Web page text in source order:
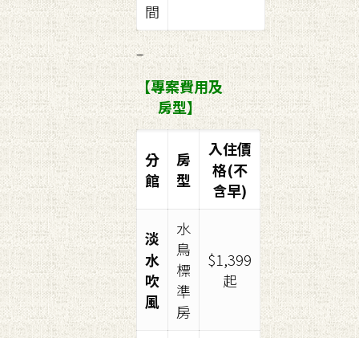
間
–
【專案費用及
房型】
分
館
房
型
入住價
格(不
含早)
淡
水
吹
風
水
鳥
標
準
房
$1,399
起